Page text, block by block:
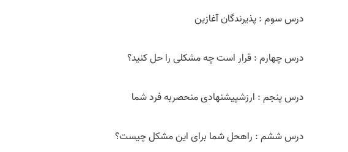
درس سوم : پذیرندگان آغازین
درس چهارم : قرار است چه مشکلی را حل کنید؟
درس پنجم : ارزش­پیشنهادی منحصربه فرد شما
درس ششم : راه­حل شما برای این مشکل چیست؟